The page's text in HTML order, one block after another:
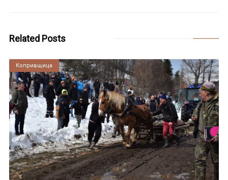
Related Posts
Копривщица